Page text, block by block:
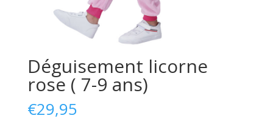
Déguisement licorne
rose ( 7-9 ans)
€29,95